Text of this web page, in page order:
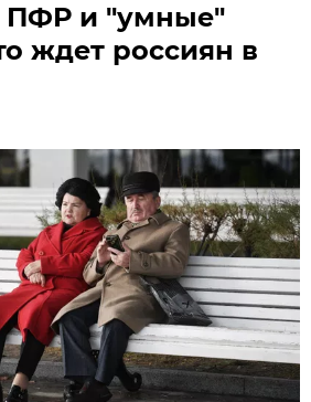
ПФР и "умные"
ждет россиян в